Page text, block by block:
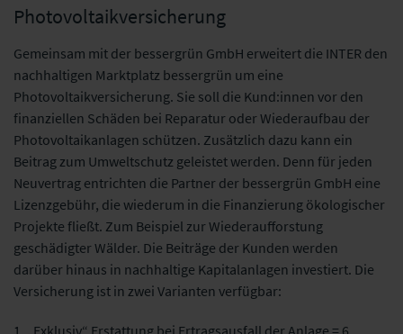
Photovoltaikversicherung
Gemeinsam mit der bessergrün GmbH erweitert die INTER den
nachhaltigen Marktplatz bessergrün um eine
Photovoltaikversicherung. Sie soll die Kund:innen vor den
finanziellen Schäden bei Reparatur oder Wiederaufbau der
Photovoltaikanlagen schützen. Zusätzlich dazu kann ein
Beitrag zum Umweltschutz geleistet werden. Denn für jeden
Neuvertrag entrichten die Partner der bessergrün GmbH eine
Lizenzgebühr, die wiederum in die Finanzierung ökologischer
Projekte fließt. Zum Beispiel zur Wiederaufforstung
geschädigter Wälder. Die Beiträge der Kunden werden
darüber hinaus in nachhaltige Kapitalanlagen investiert. Die
Versicherung ist in zwei Varianten verfügbar:
1. „Exklusiv“ Erstattung bei Ertragsausfall der Anlage = 6